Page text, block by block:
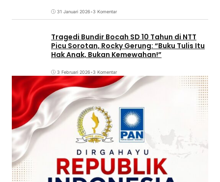
31 Januari 2026•3 Komentar
Tragedi Bundir Bocah SD 10 Tahun di NTT
Picu Sorotan, Rocky Gerung: “Buku Tulis Itu
Hak Anak, Bukan Kemewahan!”
3 Februari 2026•3 Komentar